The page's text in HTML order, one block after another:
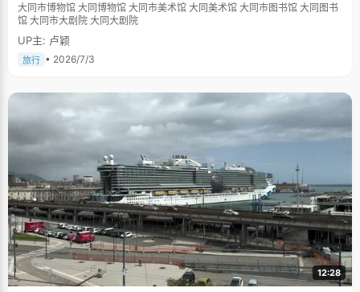
大同市博物馆 大同博物馆 大同市美术馆 大同美术馆 大同市图书馆 大同图书
馆 大同市大剧院 大同大剧院
UP主: 卢颖
旅行 • 2026/7/3
12:28